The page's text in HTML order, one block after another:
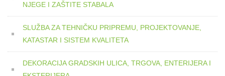
NJEGE I ZAŠTITE STABALA
SLUŽBA ZA TEHNIČKU PRIPREMU, PROJEKTOVANJE,
KATASTAR I SISTEM KVALITETA
DEKORACIJA GRADSKIH ULICA, TRGOVA, ENTERIJERA I